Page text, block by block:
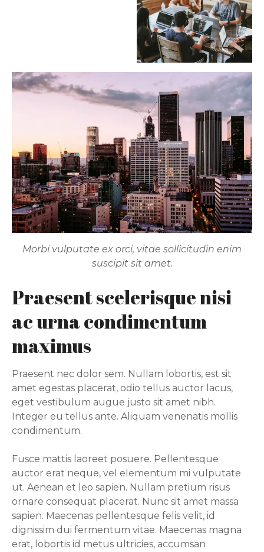
Morbi vulputate ex orci, vitae sollicitudin enim
suscipit sit amet.
Praesent scelerisque nisi
ac urna condimentum
maximus
Praesent nec dolor sem. Nullam lobortis, est sit
amet egestas placerat, odio tellus auctor lacus,
eget vestibulum augue justo sit amet nibh.
Integer eu tellus ante. Aliquam venenatis mollis
condimentum.
Fusce mattis laoreet posuere. Pellentesque
auctor erat neque, vel elementum mi vulputate
ut. Aenean et leo sapien. Nullam pretium risus
ornare consequat placerat. Nunc sit amet massa
sapien. Maecenas pellentesque felis velit, id
dignissim dui fermentum vitae. Maecenas magna
erat, lobortis id metus ultricies, accumsan